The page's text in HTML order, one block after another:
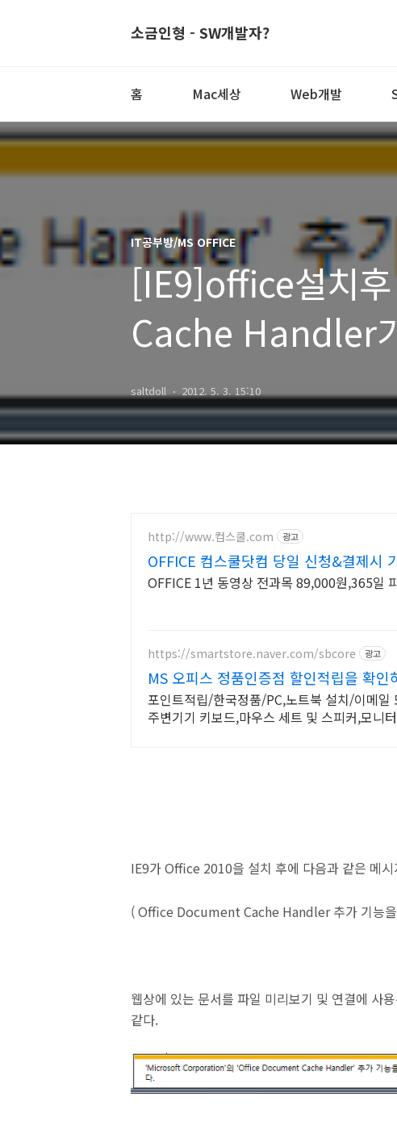
소금인형 - SW개발자?
홈 Mac세상 Web개발
IT공부방/MS OFFICE
[IE9]office설치
Cache Handler
saltdoll 2012. 5. 3. 15:10
http://www.컴스쿨.com 광고
OFFICE 컴스쿨닷컴 당일 신청&결제시
OFFICE 1년 동영상 전과목 89,000원,365일
https://smartstore.naver.com/sbcore 광고
MS 오피스 정품인증점 할인적립을 확인
포인트적립/한국정품/PC,노트북 설치/이메일
주변기기 키보드,마우스 세트 및 스피커,모니
IE9가 Office 2010을 설치 후에 다음과 같은 메
( Office Document Cache Handler 추가 기능
웹상에 있는 문서를 파일 미리보기 및 연결에 사
같다.